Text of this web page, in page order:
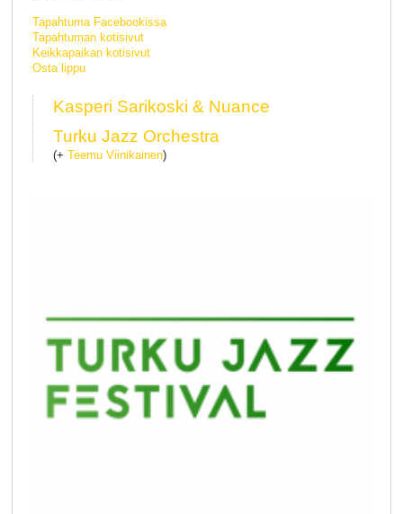
Tapahtuma Facebookissa
Tapahtuman kotisivut
Keikkapaikan kotisivut
Osta lippu
Kasperi Sarikoski & Nuance
Turku Jazz Orchestra
(+ Teemu Viinikainen)